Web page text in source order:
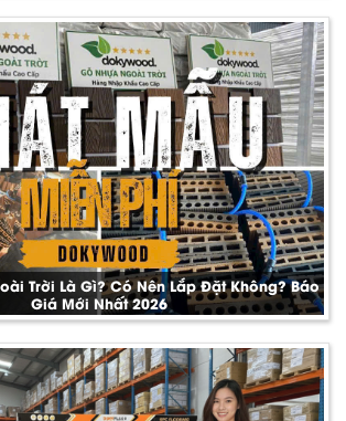
Trời Là Gì? Có Nên Lắp Đặt Không? Báo
Giá Mới Nhất 2026